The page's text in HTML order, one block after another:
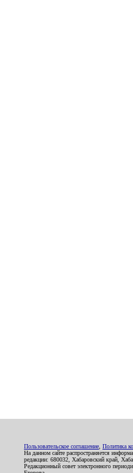
Пользовательское соглашение Политика
На данном сайте распространяется
редакции: 680032, Хабаровский край,
Редакционный совет электронного